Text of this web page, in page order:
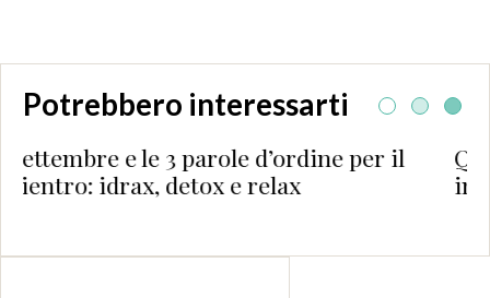
Potrebbero interessarti
parole d’ordine per il
e relax
Quella certa
invio di Lucia Del